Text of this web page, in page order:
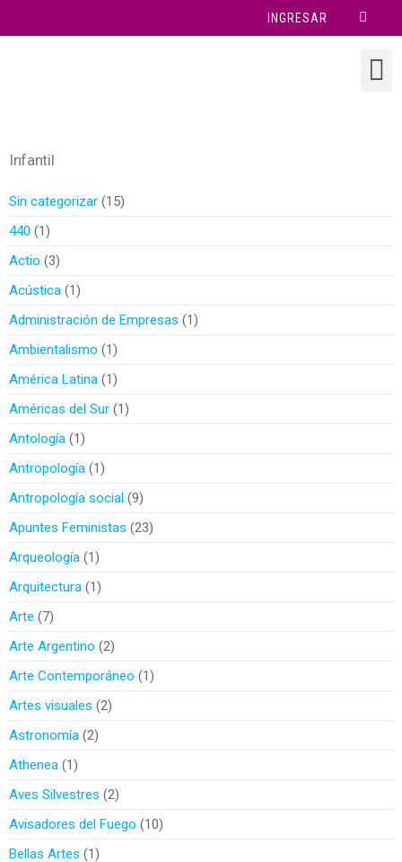
INGRESAR
Infantil
Sin categorizar 15
440
1
Actio 3
Acústica 1
Administración de Empresas
1
Ambientalismo
1
América Latina 1
Américas del Sur 1
Antología 1
Antropología 1
Antropología social 9
Apuntes Feministas 23
Arqueología 1
Arquitectura 1
Arte
7
Arte Argentino 2
Arte Contemporáneo
1
Artes visuales 2
Astronomía 2
Athenea 1
Aves Silvestres 2
Avisadores del Fuego
10
Bellas Artes
1